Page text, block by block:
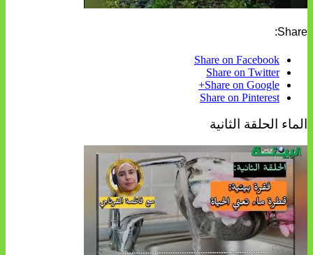
Share:
Share on Facebook
Share on Twitter
Share on Google+
Share on Pinterest
الماء الحلقة الثانية